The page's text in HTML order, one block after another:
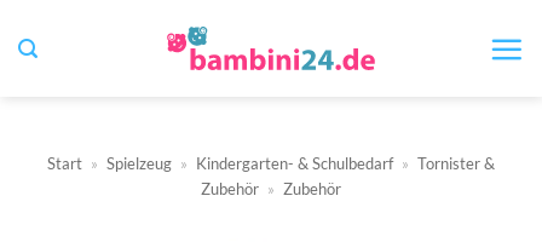
Inhalt
Start » Spielzeug » Kindergarten- & Schulbedarf » Tornister &
Zubehör » Zubehör